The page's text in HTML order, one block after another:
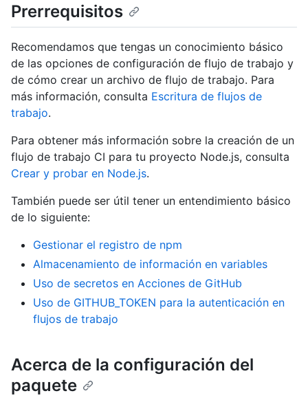
Prerrequisitos
Recomendamos que tengas un conocimiento básico
de las opciones de configuración de flujo de trabajo y
de cómo crear un archivo de flujo de trabajo. Para
más información, consulta Escritura de flujos de
trabajo.
Para obtener más información sobre la creación de un
flujo de trabajo CI para tu proyecto Node.js, consulta
Crear y probar en Node.js.
También puede ser útil tener un entendimiento básico
de lo siguiente:
Gestionar el registro de npm
Almacenamiento de información en variables
Uso de secretos en Acciones de GitHub
Uso de GITHUB_TOKEN para la autenticación en
flujos de trabajo
Acerca de la configuración del
paquete